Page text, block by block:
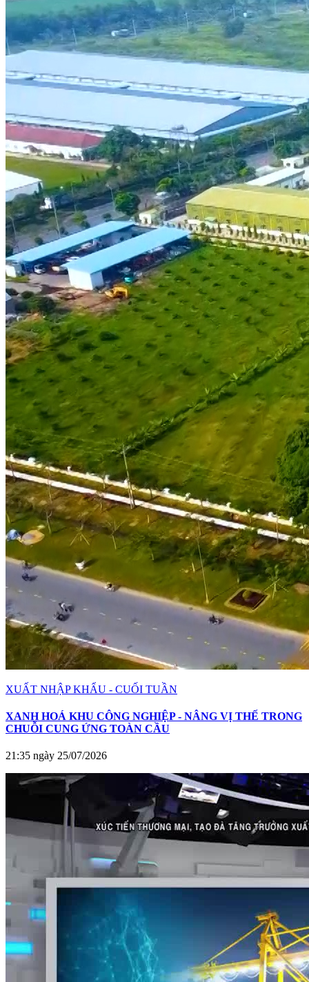
XUẤT NHẬP KHẨU - CUỐI TUẦN
XANH HOÁ KHU CÔNG NGHIỆP - NÂNG VỊ THẾ TRONG
CHUỖI CUNG ỨNG TOÀN CẦU
21:35 ngày 25/07/2026